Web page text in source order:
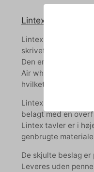
Lintex Air
Lintex Air Spaces
skriveflader.
Den enkle fer- og
Air
hvilket giver
Lintex stålkeramisk
belagt med en
Lintex tavler er i
genbrugte
De skjulte beslag
Leveres uden